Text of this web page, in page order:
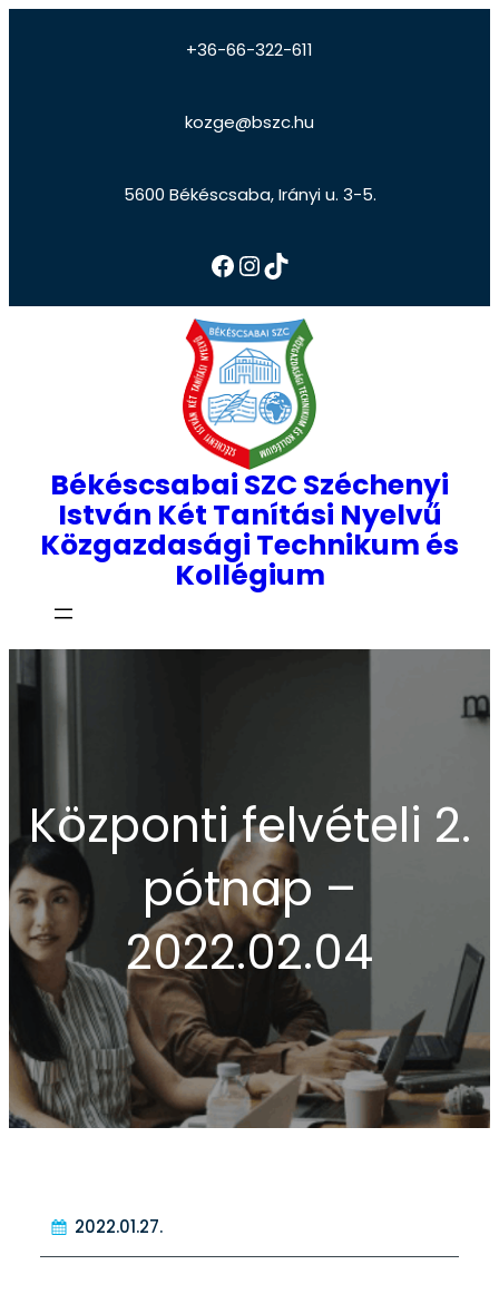
+36-66-322-611
kozge@bszc.hu
5600 Békéscsaba, Irányi u. 3-5.
Békéscsabai SZC Széchenyi
István Két Tanítási Nyelvű
Közgazdasági Technikum és
Kollégium
Központi felvételi 2.
pótnap –
2022.02.04
2022.01.27.